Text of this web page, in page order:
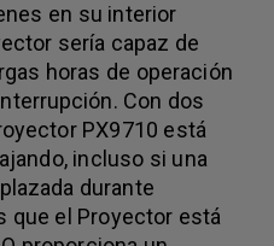
en su interior
sería capaz de
horas de operación
Con dos
PX9710 está
incluso si una
durante
que el Proyector está